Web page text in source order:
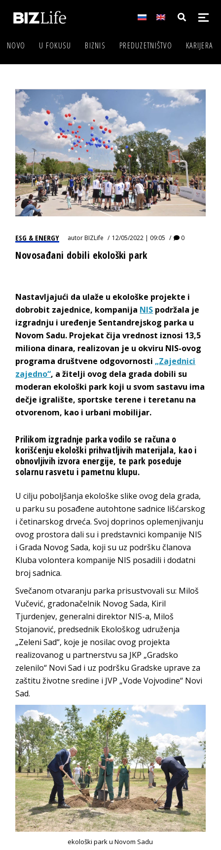
NOVO U FOKUSU BIZNIS PREDUZETNIŠTVO KARIJERA
ESG & ENERGY autorBIZLife 12/05/2022 | 09:05 0
Novosađani dobili ekološki park
Nastavljajući da ulaže u ekološke projekte i
dobrobit zajednice, kompanija NIS podržala je
izgradnju i uređenje Sentandrejskog parka u
Novom Sadu. Projekat čija vrednost iznosi 13,5
miliona dinara, realizovan je u okviru NIS-ovog
programa društvene odgovornosti „Zajednici
zajedno“, a žitelji ovog dela grada dobili su
moderan ekološki park koji u svom sastavu ima
dečje igralište, sportske terene i teretanu na
otvorenom, kao i urbani mobilijar.
Prilikom izgradnje parka vodilo se računa o
korišćenju ekološki prihvatljivih materijala, kao i
obnovljivih izvora energije, te park poseduje
solarnu rasvetu i pametnu klupu.
U cilju poboljšanja ekološke slike ovog dela grada,
u parku su posađene autohtone sadnice lišćarskog
i četinarskog drveća. Svoj doprinos oplemenjivanju
ovog prostora dali su i predstavnici kompanije NIS
i Grada Novog Sada, koji su uz podršku članova
Kluba volontera kompanije NIS posadili i dodatni
broj sadnica.
Svečanom otvaranju parka prisustvovali su: Miloš
Vučević, gradonačelnik Novog Sada, Kiril
Tjurdenjev, generalni direktor NIS-a, Miloš
Stojanović, predsednik Ekološkog udruženja
„Zeleni Sad“, koje je nosilac ovog projekta
realizovanog u partnerstvu sa JKP „Gradsko
zelenilo“ Novi Sad i uz podršku Gradske uprave za
zaštitu životne sredine i JVP „Vode Vojvodine“ Novi
Sad.
ekološki park u Novom Sadu